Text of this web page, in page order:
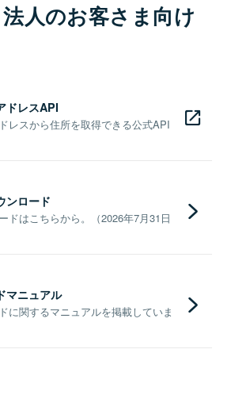
人のお客さま向け
ドレスAPI
レスから住所を取得できる公式API
ンロード
ドはこちらから。（2026年7月31日
マニュアル
に関するマニュアルを掲載していま